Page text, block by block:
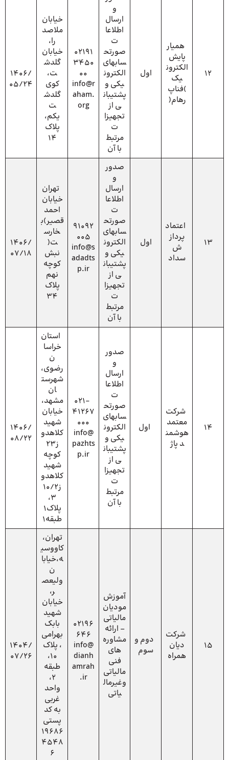
12
همیار
پایش
الکترون
یک
)فناپ
رهام(
اول
و
ارسال
اطلاعا
ت
صورتح
سابهای
الکترون
یکی و
پشتیبان
ی از
تجهیزا
ت
مرتبط
با آن
02191
3450
00
info@r
aham.
org
خیابان
ملاصد
را،
خیابان
گلدش
ت،
کوی
گلدش
ت
یکم،
پلاک
14
1406/
05/24
13
اعتماد
پرداز
ش
سداد
اول
صدور
و
ارسال
اطلاعا
ت
صورتح
سابهای
الکترون
یکی و
پشتیبان
ی از
تجهیزا
ت
مرتبط
با آن
91092
005
info@s
adadts
p.ir
تهران
خیابان
احمد
قصیر)ب
خارس
ت(
نبش
کوچه
نهم
پلاک
34
1406/
07/18
14
شرکت
معتمد
هوشمن
د پاژ
اول
صدور
و
ارسال
اطلاعا
ت
صورتح
سابهای
الکترون
یکی و
پشتیبان
ی از
تجهیزا
ت
مرتبط
با آن
021-
41267
000
info@
pazhts
p.ir
استان
خراسا
ن
رضوی،
شهرست
ان
مشهد،
خیابان
شهید
کلاهدو
ز23
کوچه
شهید
کلاهدو
ز10/2
3،
پلاک1
طبقه1
1406/
08/22
15
شرکت
دیان
همراه
دوم و
سوم
آموزش
مودیان
مالیاتی
– ارائه
مشاوره
های
فنی
مالیاتی
وغیرمال
یاتی
02196
646
info@
dianh
amrah
.ir
تهران،
کاووسی
ه،خیابا
ن
ولیعص
ر،
خیابان
شهید
بابک
بهرامی
، پلاک
10،
طبقه
2،
واحد
غربی
به کد
پستی
19686
4548
6
1404/
07/26